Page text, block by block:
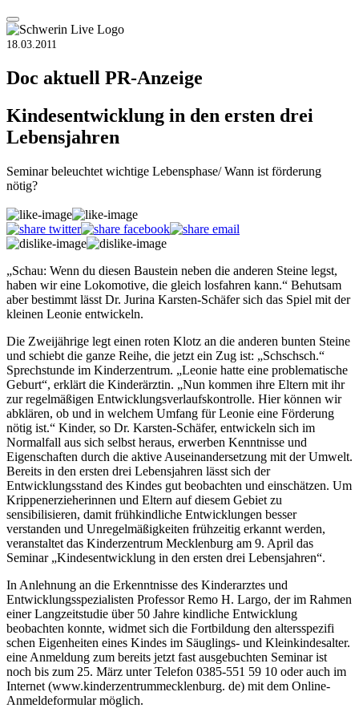
18.03.2011
Doc aktuell PR-Anzeige
Kindesentwicklung in den ersten drei
Lebensjahren
Seminar beleuchtet wichtige Lebensphase/ Wann ist förderung
nötig?
„Schau: Wenn du diesen Baustein neben die anderen Steine legst,
haben wir eine Lokomotive, die gleich losfahren kann.“ Behutsam
aber bestimmt lässt Dr. Jurina Karsten-Schäfer sich das Spiel mit der
kleinen Leonie entwickeln.
Die Zweijährige legt einen roten Klotz an die anderen bunten Steine
und schiebt die ganze Reihe, die jetzt ein Zug ist: „Schschsch.“
Sprechstunde im Kinderzentrum. „Leonie hatte eine problematische
Geburt“, erklärt die Kinderärztin. „Nun kommen ihre Eltern mit ihr
zur regelmäßigen Entwicklungsverlaufskontrolle. Hier können wir
abklären, ob und in welchem Umfang für Leonie eine Förderung
nötig ist.“ Kinder, so Dr. Karsten-Schäfer, entwickeln sich im
Normalfall aus sich selbst heraus, erwerben Kenntnisse und
Eigenschaften durch die aktive Auseinandersetzung mit der Umwelt.
Bereits in den ersten drei Lebensjahren lässt sich der
Entwicklungsstand des Kindes gut beobachten und einschätzen. Um
Krippenerzieherinnen und Eltern auf diesem Gebiet zu
sensibilisieren, damit frühkindliche Entwicklungen besser
verstanden und Unregelmäßigkeiten frühzeitig erkannt werden,
veranstaltet das Kinderzentrum Mecklenburg am 9. April das
Seminar „Kindesentwicklung in den ersten drei Lebensjahren“.
In Anlehnung an die Erkenntnisse des Kinderarztes und
Entwicklungsspezialisten Professor Remo H. Largo, der im Rahmen
einer Langzeitstudie über 50 Jahre kindliche Entwicklung
beobachten konnte, widmet sich die Fortbildung den altersspezifi
schen Eigenheiten eines Kindes im Säuglings- und Kleinkindesalter.
eine Anmeldung zum bereits jetzt fast ausgebuchten Seminar ist
noch bis zum 25. März unter Telefon 0385-551 59 10 oder auch im
Internet (www.kinderzentrummecklenburg. de) mit dem Online-
Anmeldeformular möglich.